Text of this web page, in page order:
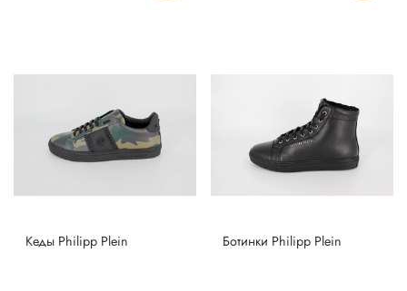
Кеды Philipp Plein Ботинки Philipp Plein